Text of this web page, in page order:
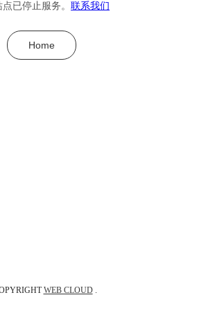
已停止服务。 联系我们
Home
WEB CLOUD.